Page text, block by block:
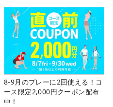
8-9月のプレーに2回使える！コ
ース限定2,000円クーポン配布
中！